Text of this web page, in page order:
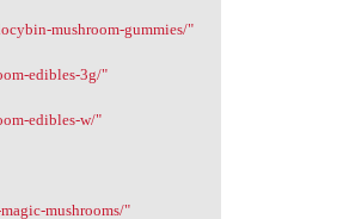
mushroom-gummies/"
edibles-3g/"
edibles-w/"
mushrooms/"